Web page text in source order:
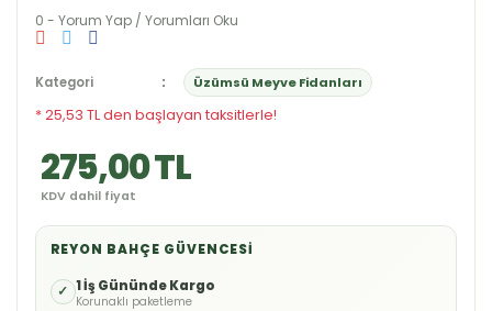
0 - Yorum Yap / Yorumları Oku
Kategori Üzümsü Meyve Fidanları
* 25,53 TL den başlayan taksitlerle!
275,00 TL
KDV dahil fiyat
REYON BAHÇE GÜVENCESI
✓ 1 İş Gününde Kargo
Korunaklı paketleme